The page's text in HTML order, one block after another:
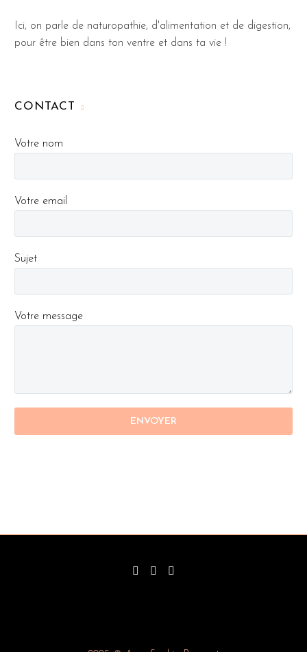
Ici, on parle de naturopathie, d'alimentation et de digestion,
pour être bien dans ton ventre et dans ta vie !
CONTACT
Votre nom
Votre email
Sujet
Votre message